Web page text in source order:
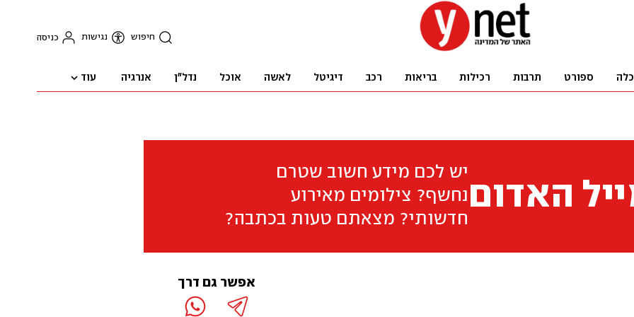
חיפוש נגישות כניסה
ספורט תרבות רכילות בריאות רכב דיגיטל לאשה אוכל נדל"ן אנרגיה עוד
האדום
יש לכם מידע חשוב שטרם
נחשף? צילומים מאירוע
חדשותי? מצאתם טעות בכתבה?
אפשר גם דרך